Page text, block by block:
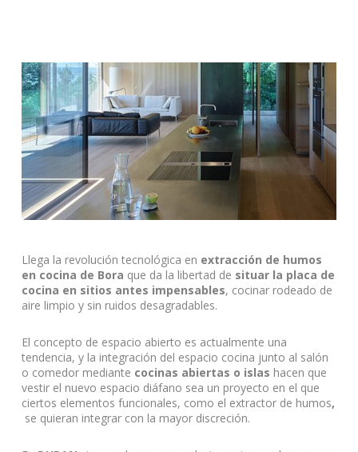
Llega la revolución tecnológica en extracción de humos
en cocina de Bora que da la libertad de situar la placa de
cocina en sitios antes impensables, cocinar rodeado de
aire limpio y sin ruidos desagradables.
El concepto de espacio abierto es actualmente una
tendencia, y la integración del espacio cocina junto al salón
o comedor mediante cocinas abiertas o islas hacen que
vestir el nuevo espacio diáfano sea un proyecto en el que
ciertos elementos funcionales, como el extractor de humos,
se quieran integrar con la mayor discreción.